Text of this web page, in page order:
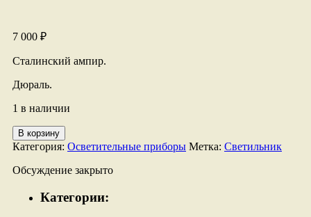
7 000 ₽
Сталинский ампир.
Дюраль.
1 в наличии
Количество
товара
Светильник
настенный.
В корзину
Категория: Осветительные приборы Метка: Светильник
Обсуждение закрыто
Категории: